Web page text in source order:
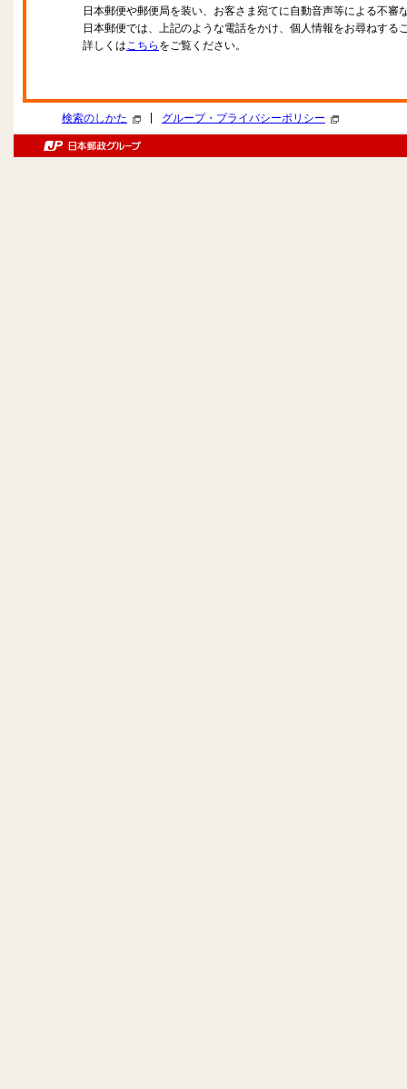
日本郵便や郵便局を装い、お客さま宛てに自動音声等による不審
日本郵便では、上記のような電話をかけ、個人情報をお尋ねする
詳しくはこちら をご覧ください。
検索のしかた グループ・プライバシーポリシー